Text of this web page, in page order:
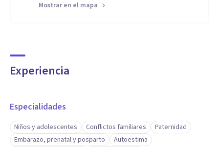
Mostrar en el mapa
Experiencia
Especialidades
Niños y adolescentes Conflictos familiares
Paternidad
Embarazo, prenatal y posparto
Autoestima